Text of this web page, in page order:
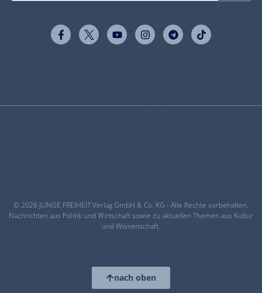
© 2026 JUNGE FREIHEIT Verlag GmbH & Co. KG - Alle Rechte vorbehalten.
Nachrichten aus Politik und Wirtschaft sowie zu aktuellen Themen aus Kultur
und Wissenschaft.
nach oben